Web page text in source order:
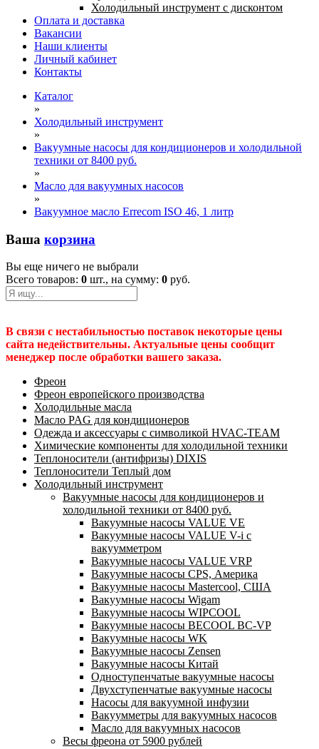
Холодильный инструмент с дисконтом
Оплата и доставка
Вакансии
Наши клиенты
Личный кабинет
Контакты
Каталог
»
Холодильный инструмент
»
Вакуумные насосы для кондиционеров и холодильной
техники от 8400 руб.
»
Масло для вакуумных насосов
»
Вакуумное масло Errecom ISO 46, 1 литр
Ваша корзина
Вы еще ничего не выбрали
Всего товаров: 0 шт., на сумму: 0 руб.
В связи с нестабильностью поставок некоторые цены
сайта недействительны. Актуальные цены сообщит
менеджер после обработки вашего заказа.
Фреон
Фреон европейского производства
Холодильные масла
Масло PAG для кондиционеров
Одежда и аксессуары с символикой HVAC-TEAM
Химические компоненты для холодильной техники
Теплоносители (антифризы) DIXIS
Теплоносители Теплый дом
Холодильный инструмент
Вакуумные насосы для кондиционеров и
холодильной техники от 8400 руб.
Вакуумные насосы VALUE VE
Вакуумные насосы VALUE V-i с
вакуумметром
Вакуумные насосы VALUE VRP
Вакуумные насосы CPS, Америка
Вакуумные насосы Mastercool, США
Вакуумные насосы Wigam
Вакуумные насосы WIPCOOL
Вакуумные насосы BECOOL BC-VP
Вакуумные насосы WK
Вакуумные насосы Zensen
Вакуумные насосы Китай
Одноступенчатые вакуумные насосы
Двухступенчатые вакуумные насосы
Насосы для вакуумной инфузии
Вакуумметры для вакуумных насосов
Масло для вакуумных насосов
Весы фреона от 5900 рублей